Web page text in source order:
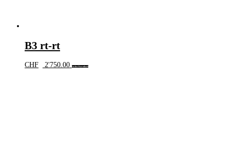
B3 rt-rt
CHF 2'750.00 In den Warenkorb